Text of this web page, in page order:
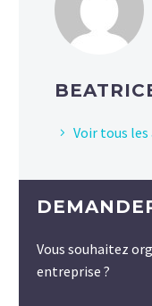
Voir tous
Vous souhaitez
entreprise ?